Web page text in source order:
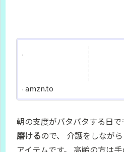
amzn.to
朝の支度がバタバタする日で
磨けるので、 介護をしなが